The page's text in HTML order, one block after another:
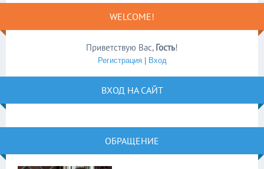
WELCOME!
Приветствую Вас, Гость!
Регистрация| Вход
ВХОД НА САЙТ
ОБРАЩЕНИЕ